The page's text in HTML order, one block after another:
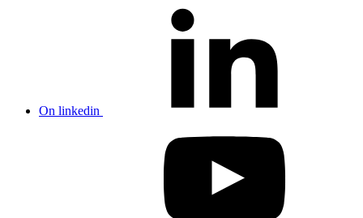
On linkedin